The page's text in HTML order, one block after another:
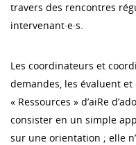
travers des rencontres
intervenant·e·s.
Les coordinateurs et
demandes, les évaluent
« Ressources » d’aiRe
consister en un simple
sur une orientation ; elle